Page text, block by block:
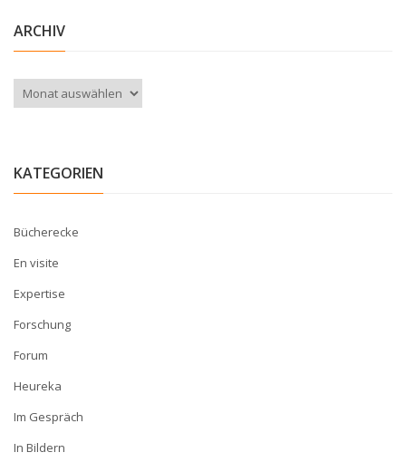
ARCHIV
Archiv
KATEGORIEN
Bücherecke
En visite
Expertise
Forschung
Forum
Heureka
Im Gespräch
In Bildern